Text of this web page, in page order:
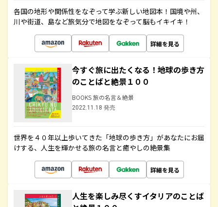
各国の地形や関係性をなぞって学ぶ新しい地図本！国境や州、
川や街道、島など旅気分で地図をなぞって脳もイキイキ！
詳細を見る
今すぐ旅に出たくなる！地球の歩き方
のことばと絶景１００
BOOKS 旅の名言＆絶景
2022.11.18 発売
世界を４０年以上歩いてきた「地球の歩き方」があなたにお届
けする、人生を輝かせる旅の名言と癒やしの絶景集
詳細を見る
人生を楽しみ尽くすイタリアのことば